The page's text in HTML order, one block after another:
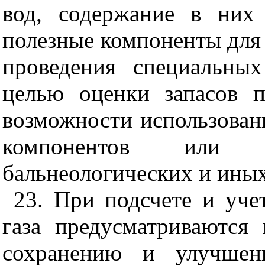
вод, содержание в
полезные компоненты
проведения
целью оценки запасов
возможности
компонентов или
бальнеологических и
23. При подсчете и
газа
сохранению и